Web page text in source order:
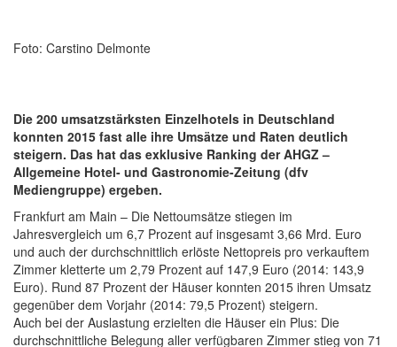
Foto: Carstino Delmonte
Die 200 umsatzstärksten Einzelhotels in Deutschland
konnten 2015 fast alle ihre Umsätze und Raten deutlich
steigern. Das hat das exklusive Ranking der AHGZ –
Allgemeine Hotel- und Gastronomie-Zeitung (dfv
Mediengruppe) ergeben.
Frankfurt am Main – Die Nettoumsätze stiegen im
Jahresvergleich um 6,7 Prozent auf insgesamt 3,66 Mrd. Euro
und auch der durchschnittlich erlöste Nettopreis pro verkauftem
Zimmer kletterte um 2,79 Prozent auf 147,9 Euro (2014: 143,9
Euro). Rund 87 Prozent der Häuser konnten 2015 ihren Umsatz
gegenüber dem Vorjahr (2014: 79,5 Prozent) steigern.
Auch bei der Auslastung erzielten die Häuser ein Plus: Die
durchschnittliche Belegung aller verfügbaren Zimmer stieg von 71